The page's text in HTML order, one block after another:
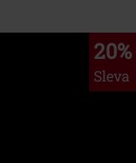
20%
Sleva